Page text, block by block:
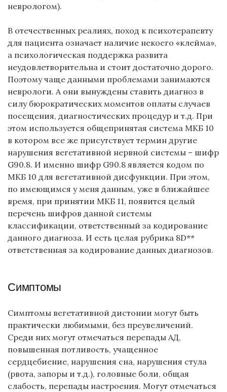
неврологом).
В отечественных реалиях, поход к психотерапевту
для пациента означает наличие некоего «клейма»,
а психологическая поддержка развита
неудовлетворительна и стоит достаточно дорого.
Поэтому чаще данными проблемами занимаются
неврологи. А они вынуждены ставить диагноз в
силу бюрократических моментов оплаты случаев
посещения, диагностических процедур и т.д. При
этом используется общепринятая система МКБ 10
в котором все же присутствует термин другие
нарушения вегетативной нервной системы – шифр
G90.8. И именно шифр G90.8 является кодом по
МКБ 10 для вегетативной дисфункции. При этом,
по имеющимся у меня данным, уже в ближайшее
время, при принятии МКБ 11, появится целый
перечень шифров данной системы
классификации, ответственный за кодирование
данного диагноза. И есть целая рубрика 8D**
ответственная за кодирование данных диагнозов.
Симптомы
Симптомы вегетативной дистонии могут быть
практически любимыми, без преувеличений.
Среди них могут отмечаться перепады АД,
повышенная потливость, учащенное
сердцебиение, нарушения сна, нарушения стула
(рвота, запоры и т.д.), головные боли, общая
слабость, перепады настроения. Могут отмечаться